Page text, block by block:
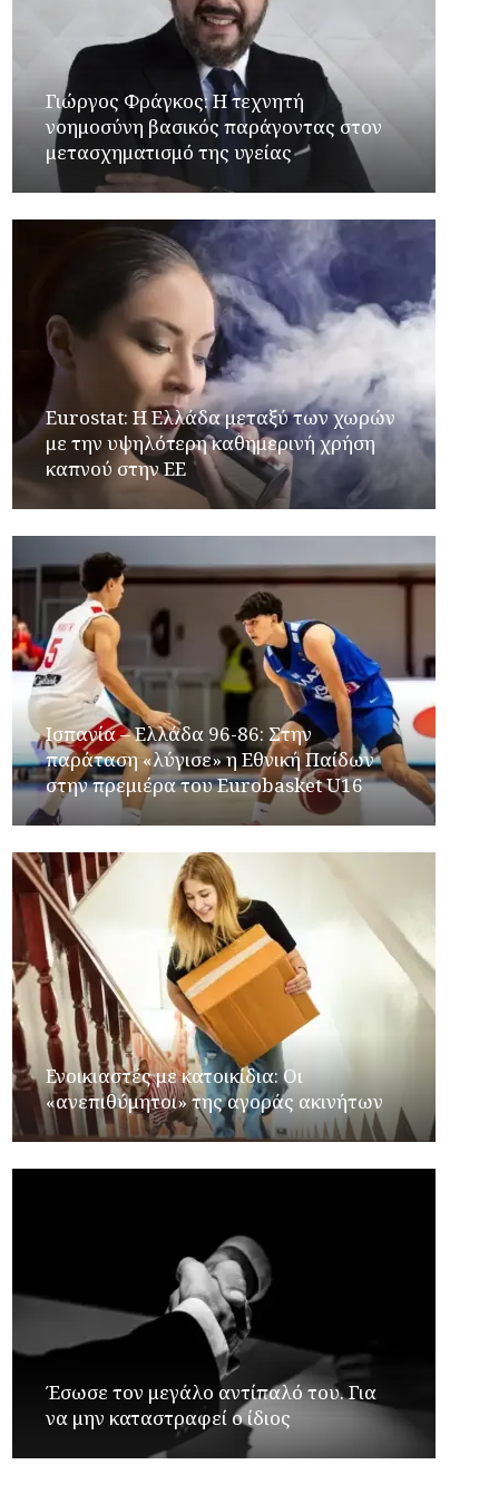
Γιώργος Φράγκος: Η τεχνητή
νοημοσύνη βασικός παράγοντας στον
μετασχηματισμό της υγείας
Eurostat: Η Ελλάδα μεταξύ των χωρών
με την υψηλότερη καθημερινή χρήση
καπνού στην ΕΕ
Ισπανία – Ελλάδα 96-86: Στην
παράταση «λύγισε» η Εθνική Παίδων
στην πρεμιέρα του Eurobasket U16
Ενοικιαστές με κατοικίδια: Οι
«ανεπιθύμητοι» της αγοράς ακινήτων
Έσωσε τον μεγάλο αντίπαλό του. Για
να μην καταστραφεί ο ίδιος